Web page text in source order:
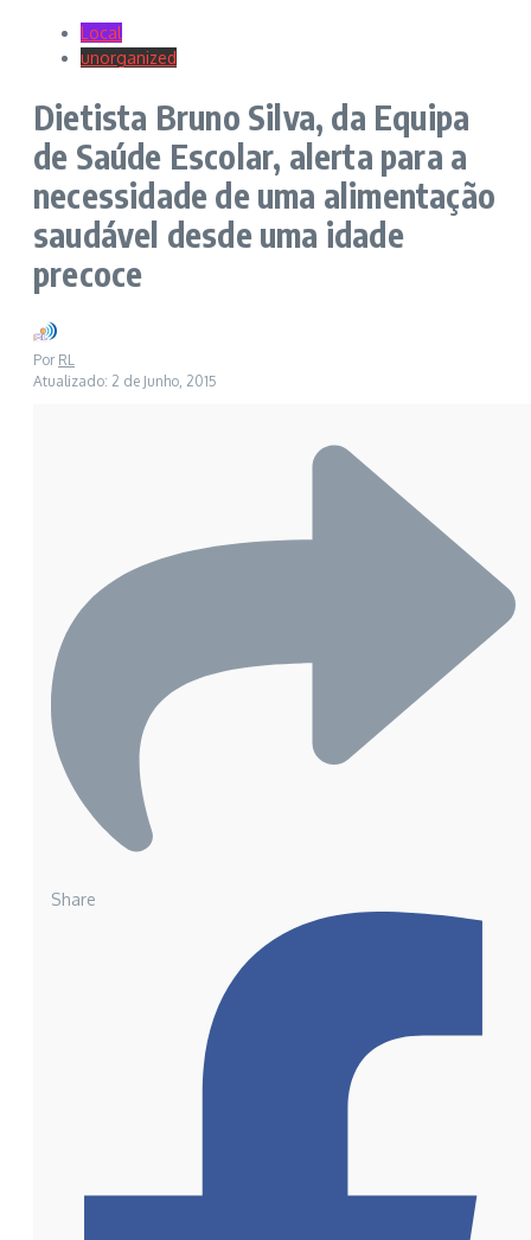
Local
unorganized
Dietista Bruno Silva, da Equipa
de Saúde Escolar, alerta para a
necessidade de uma alimentação
saudável desde uma idade
precoce
Por RL
Atualizado: 2 de Junho, 2015
Share